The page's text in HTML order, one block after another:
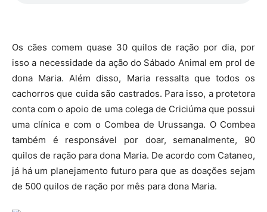
Os cães comem quase 30 quilos de ração por dia, por
isso a necessidade da ação do Sábado Animal em prol de
dona Maria. Além disso, Maria ressalta que todos os
cachorros que cuida são castrados. Para isso, a protetora
conta com o apoio de uma colega de Criciúma que possui
uma clínica e com o Combea de Urussanga. O Combea
também é responsável por doar, semanalmente, 90
quilos de ração para dona Maria. De acordo com Cataneo,
já há um planejamento futuro para que as doações sejam
de 500 quilos de ração por mês para dona Maria.